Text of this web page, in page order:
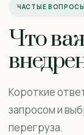
ЧАСТЫЕ ВОПРОСЫ
Что
Короткие
запросом и
перегруза.